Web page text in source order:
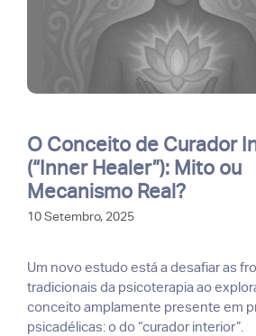
O Conceito de Curador
(“Inner Healer”): Mito ou
Mecanismo Real?
10 Setembro, 2025
Um novo estudo está a desafiar as
tradicionais da psicoterapia ao
conceito amplamente presente em
psicadélicas: o do “curador interior”.